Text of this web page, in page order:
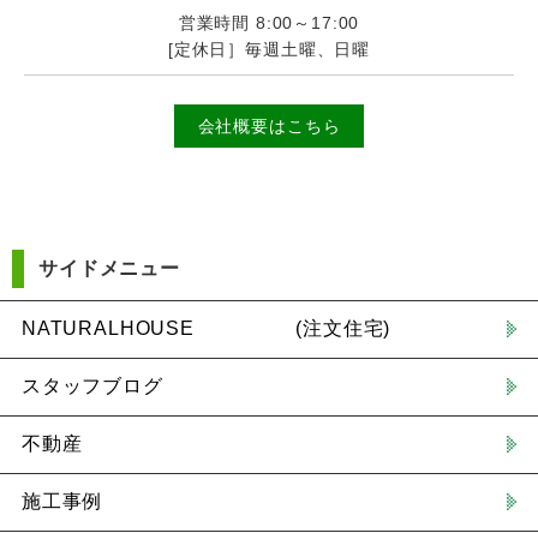
営業時間 8:00～17:00
[定休日］毎週土曜、日曜
会社概要はこちら
サイドメニュー
NATURALHOUSE (注文住宅)
スタッフブログ
不動産
施工事例